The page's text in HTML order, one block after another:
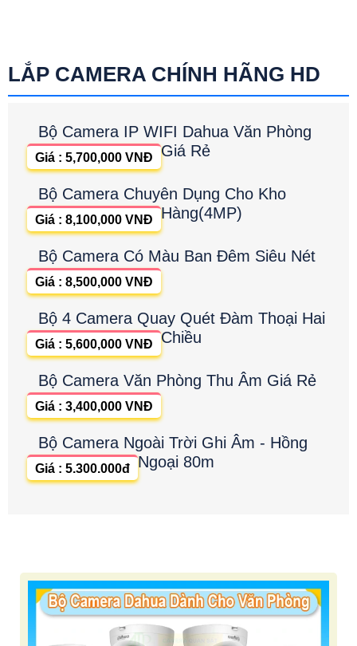
LẮP CAMERA CHÍNH HÃNG HD
Bộ Camera IP WIFI Dahua Văn Phòng
Giá Rẻ
Giá : 5,700,000 VNĐ
Bộ Camera Chuyên Dụng Cho Kho
Hàng(4MP)
Giá : 8,100,000 VNĐ
Bộ Camera Có Màu Ban Đêm Siêu Nét
Giá : 8,500,000 VNĐ
Bộ 4 Camera Quay Quét Đàm Thoại Hai
Chiều
Giá : 5,600,000 VNĐ
Bộ Camera Văn Phòng Thu Âm Giá Rẻ
Giá : 3,400,000 VNĐ
Bộ Camera Ngoài Trời Ghi Âm - Hồng
Ngoại 80m
Giá : 5.300.000đ